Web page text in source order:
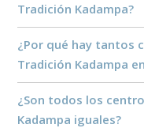
Tradición Kadampa?
¿Por qué hay tantos
Tradición Kadampa
¿Son todos los
Kadampa iguales?